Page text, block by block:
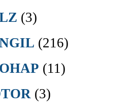
(3)
(216)
(11)
(3)